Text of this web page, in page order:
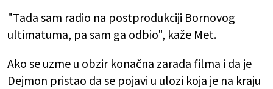
"Tada sam radio na postprodukciji Bornovog
ultimatuma, pa sam ga odbio", kaže Met.
Ako se uzme u obzir konačna zarada filma i da je
Dejmon pristao da se pojavi u ulozi koja je na kraju